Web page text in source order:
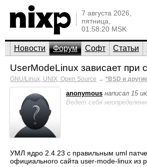
7 августа 2026,
пятница,
01:58:20 MSK
Новости Форум Софт Статьи
UserModeLinux зависает при
GNU/Linux, UNIX, Open Source → *BSD и
anonymous написал 15
Ведет себя
УМЛ ядро 2.4.23 с правильным uml
официального сайта user-mode-linux из